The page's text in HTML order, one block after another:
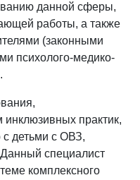
данной сферы,
работы, а также
(законными
психолого-медико-
практик,
детьми с ОВЗ,
специалист
комплексного